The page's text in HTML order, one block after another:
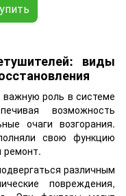
виды
роль в системе
возможность
очаги возгорания.
свою функцию
ремонт.
различным
повреждения,